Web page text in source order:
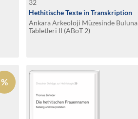
32
Hethitische Texte in Transkription
Ankara Arkeoloji Müzesinde
Tabletleri II (ABoT 2)